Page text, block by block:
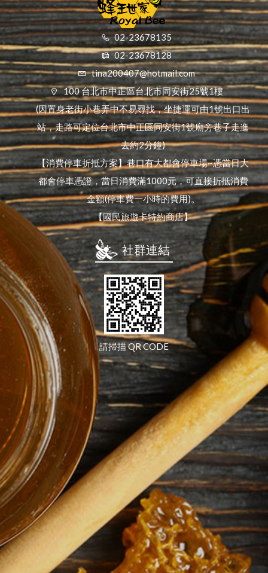
02-23678135
02-23678128
tina200407@hotmail.com
100 台北市中正區台北市同安街25號1樓
(因置身老街小巷弄中不易尋找，坐捷運可由1號出口出
站，走路可定位台北市中正區同安街1號廟旁巷子走進
去約2分鐘)
【消費停車折抵方案】巷口有大都會停車場~憑當日大
都會停車憑證，當日消費滿1000元，可直接折抵消費
金額(停車費一小時的費用)。
【國民旅遊卡特約商店】
社群連結
請掃描 QR CODE